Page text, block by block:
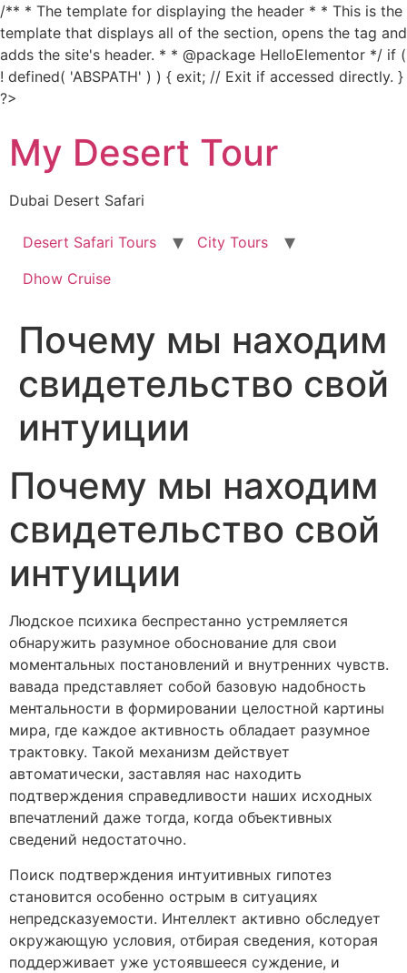
/** * The template for displaying the header * * This is the
template that displays all of the section, opens the tag and
adds the site's header. * * @package HelloElementor */ if (
! defined( 'ABSPATH' ) ) { exit; // Exit if accessed directly. }
?>
content
My Desert Tour
Dubai Desert Safari
Desert Safari Tours
City Tours
Dhow Cruise
Почему мы находим
свидетельство свой
интуиции
Почему мы находим
свидетельство свой
интуиции
Людское психика беспрестанно устремляется
обнаружить разумное обоснование для свои
моментальных постановлений и внутренних чувств.
вавада представляет собой базовую надобность
ментальности в формировании целостной картины
мира, где каждое активность обладает разумное
трактовку. Такой механизм действует
автоматически, заставляя нас находить
подтверждения справедливости наших исходных
впечатлений даже тогда, когда объективных
сведений недостаточно.
Поиск подтверждения интуитивных гипотез
становится особенно острым в ситуациях
непредсказуемости. Интеллект активно обследует
окружающую условия, отбирая сведения, которая
поддерживает уже устоявшееся суждение, и